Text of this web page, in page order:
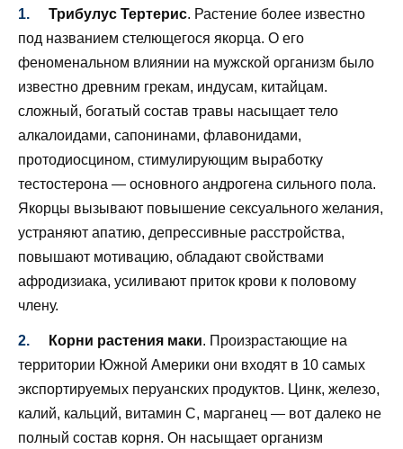
Трибулус Тертерис. Растение более известно
под названием стелющегося якорца. О его
феноменальном влиянии на мужской организм было
известно древним грекам, индусам, китайцам.
сложный, богатый состав травы насыщает тело
алкалоидами, сапонинами, флавонидами,
протодиосцином, стимулирующим выработку
тестостерона — основного андрогена сильного пола.
Якорцы вызывают повышение сексуального желания,
устраняют апатию, депрессивные расстройства,
повышают мотивацию, обладают свойствами
афродизиака, усиливают приток крови к половому
члену.
Корни растения маки. Произрастающие на
территории Южной Америки они входят в 10 самых
экспортируемых перуанских продуктов. Цинк, железо,
калий, кальций, витамин С, марганец — вот далеко не
полный состав корня. Он насыщает организм